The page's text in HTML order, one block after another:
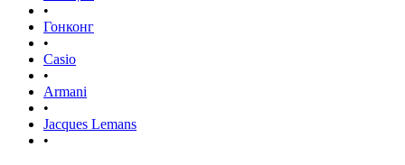
•
Гонконг
•
Casio
•
Armani
•
Jacques Lemans
•